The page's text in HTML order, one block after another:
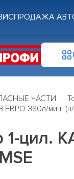
ПРОДАЖА
ЧАСТИ
380л/мин.
1-цил.